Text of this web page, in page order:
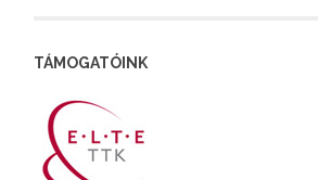
TÁMOGATÓINK